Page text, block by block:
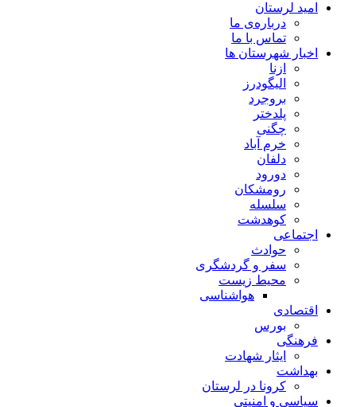
امید لرستان
درباره‌ی ما
تماس با ما
اخبار شهرستان ها
ازنا
الیگودرز
بروجرد
پلدختر
چگنی
خرم آباد
دلفان
دورود
رومشکان
سلسله
کوهدشت
اجتماعی
حوادث
سفر و گردشگری
محیط زیست
هواشناسی
اقتصادی
بورس
فرهنگی
ایثار شهادت
بهداشت
کرونا در لرستان
سیاسی و امنیتی